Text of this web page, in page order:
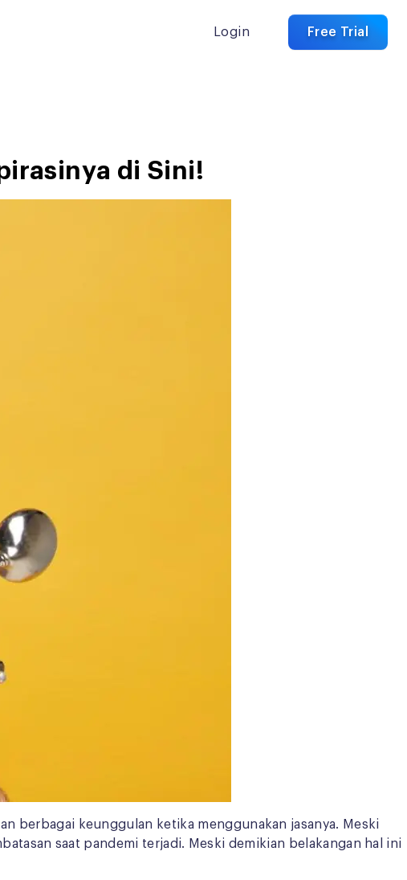
Login Free Trial
di Sini!
berbagai keunggulan ketika menggunakan jasanya. Meski
saat pandemi terjadi. Meski demikian belakangan hal ini